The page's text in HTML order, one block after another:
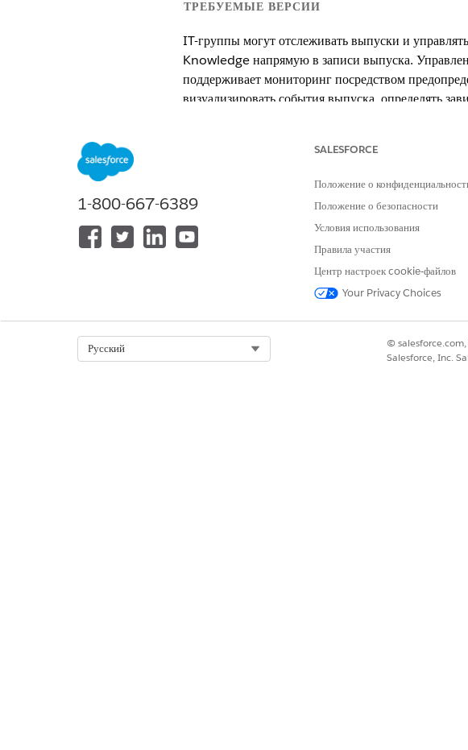
ТРЕБУЕМЫЕ ВЕРСИИ
IT-группы могут отслеживать выпуски и
Knowledge напрямую в записи выпуска.
поддерживает мониторинг посредством
визуализировать события выпуска, определять
Доступно в версиях: Lightning Experience
Enterprise,Performanceи
Настройка управления выпусками для ИТ-служб
Просмотрите действия, необходимые для
Управление выпусками для ИТ-служб
Планируйте, создавайте, тестируйте и
аппаратного обеспечения, контролируемым
Управление выпусками посредством связанных
Данный пример отображает, как менеджер выпуска
1-800-667-6389
SALESFORCE
Положение о
Положение о безопасности
Условия использования
Правила участия
Центр настроек cookie-файлов
Your Privacy Choices
Русский
© salesforce.com,
Salesforce, Inc.